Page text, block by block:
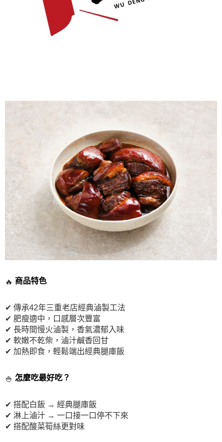
🔥 商品特色
✔ 傳承42年三重老店經典滷製工法
✔ 肥瘦適中，口感層次豐富
✔ 長時間慢火滷製，香氣濃郁入味
✔ 軟嫩不乾柴，滷汁鹹香回甘
✔ 加熱即食，輕鬆端出經典腿庫飯
🍚 怎麼吃最好吃？
✔ 搭配白飯 → 經典腿庫飯
✔ 淋上滷汁 → 一口接一口停不下來
✔ 搭配酸菜筍絲更對味